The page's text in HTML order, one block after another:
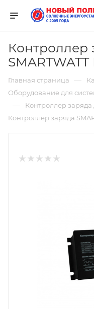
Контроллер
SMARTWATT
Главная страница —
Оборудование для
— Контроллер
Контроллер заряда